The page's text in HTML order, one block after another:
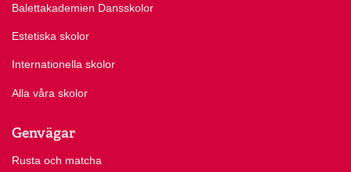
Balettakademien Dansskolor
Estetiska skolor
Internationella skolor
Alla våra skolor
Genvägar
Rusta och matcha